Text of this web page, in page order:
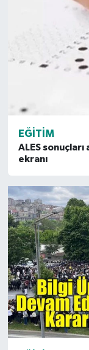
EĞITIM
ALES
ekranı